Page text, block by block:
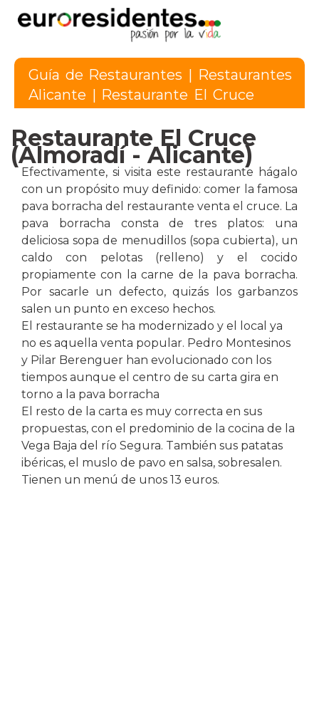
Guía de Restaurantes
Restaurantes
Alicante | Restaurante El Cruce
Restaurante El Cruce
(Almoradí - Alicante)
Efectivamente, si visita este restaurante hágalo
con un propósito muy definido: comer la famosa
pava borracha del restaurante venta el cruce. La
pava borracha consta de tres platos: una
deliciosa sopa de menudillos (sopa cubierta), un
caldo con pelotas (relleno) y el cocido
propiamente con la carne de la pava borracha.
Por sacarle un defecto, quizás los garbanzos
salen un punto en exceso hechos.
El restaurante se ha modernizado y el local ya
no es aquella venta popular. Pedro Montesinos
y Pilar Berenguer han evolucionado con los
tiempos aunque el centro de su carta gira en
torno a la pava borracha
El resto de la carta es muy correcta en sus
propuestas, con el predominio de la cocina de la
Vega Baja del río Segura. También sus patatas
ibéricas, el muslo de pavo en salsa, sobresalen.
Tienen un menú de unos 13 euros.